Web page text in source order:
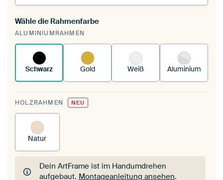
Du spannst einen wechselbaren Textiltuch in
deinen vorhandenen ArtFrame™.
funktioniert es.
Wähle die Rahmenfarbe
ALUMINIUMRAHMEN
Schwarz Gold Weiß Aluminium
HOLZRAHMEN NEU
Natur
Dein ArtFrame ist im Handumdrehen
aufgebaut. Montageanleitung ansehen.